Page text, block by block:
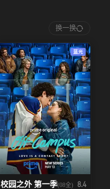
换一换
蓝光
校园之外 第一季(08全) 8.4